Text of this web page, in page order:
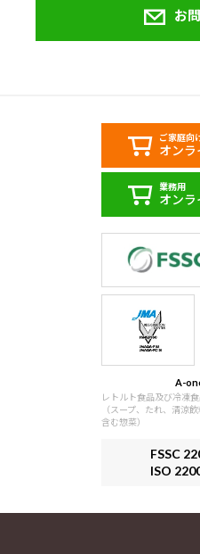
お
ご家庭向
オンラ
業務用
オンラ
A-
レトルト食品及び冷凍
（スープ、たれ、清涼
含む惣菜）
FSSC
ISO